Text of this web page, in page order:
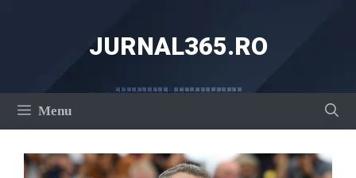
JURNAL365.RO
Menu